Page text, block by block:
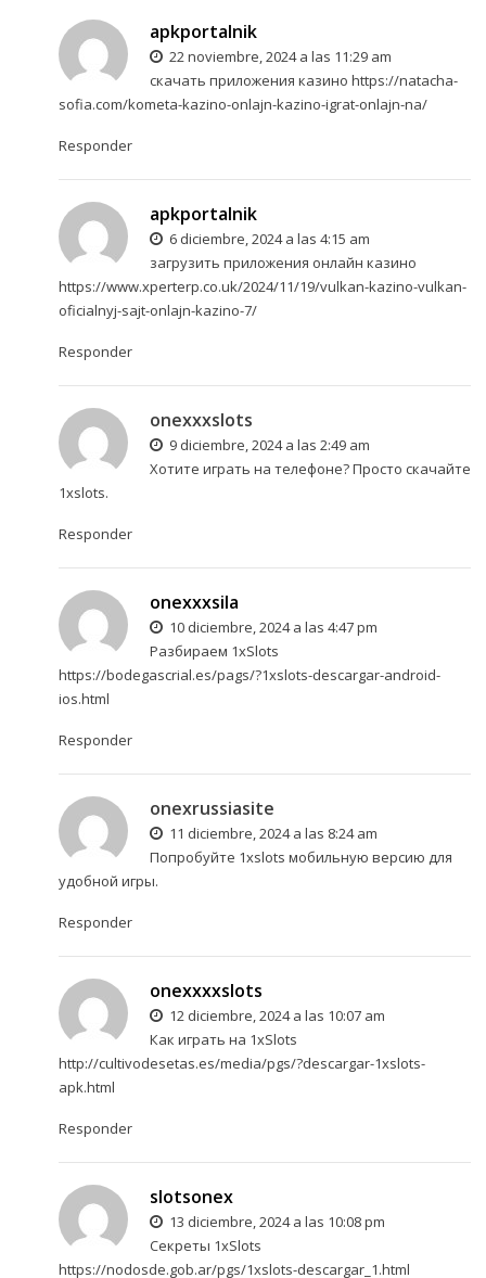
apkportalnik
22 noviembre, 2024 a las 11:29 am
скачать приложения казино https://natacha-
sofia.com/kometa-kazino-onlajn-kazino-igrat-onlajn-na/
Responder
apkportalnik
6 diciembre, 2024 a las 4:15 am
загрузить приложения онлайн казино
https://www.xperterp.co.uk/2024/11/19/vulkan-kazino-vulkan-
oficialnyj-sajt-onlajn-kazino-7/
Responder
onexxxslots
9 diciembre, 2024 a las 2:49 am
Хотите играть на телефоне? Просто скачайте
1xslots.
Responder
onexxxsila
10 diciembre, 2024 a las 4:47 pm
Разбираем 1xSlots
https://bodegascrial.es/pags/?1xslots-descargar-android-
ios.html
Responder
onexrussiasite
11 diciembre, 2024 a las 8:24 am
Попробуйте 1xslots мобильную версию для
удобной игры.
Responder
onexxxxslots
12 diciembre, 2024 a las 10:07 am
Как играть на 1xSlots
http://cultivodesetas.es/media/pgs/?descargar-1xslots-
apk.html
Responder
slotsonex
13 diciembre, 2024 a las 10:08 pm
Секреты 1xSlots
https://nodosde.gob.ar/pgs/1xslots-descargar_1.html